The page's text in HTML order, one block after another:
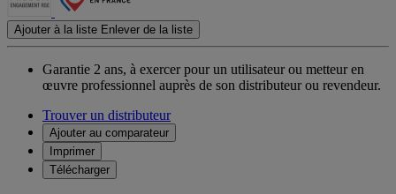
Ajouter à la liste Enlever de la liste
Garantie 2 ans, à exercer pour un utilisateur ou metteur en
œuvre professionnel auprès de son distributeur ou revendeur.
Trouver un distributeur
Ajouter au comparateur
Imprimer
Télécharger